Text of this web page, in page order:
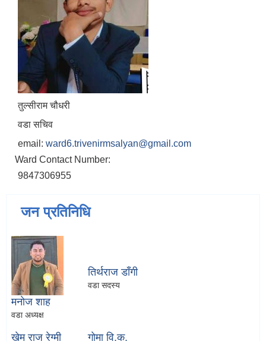
तुल्सीराम चौधरी
वडा सचिव
email: ward6.trivenirmsalyan@gmail.com
Ward Contact Number:
9847306955
जन प्रतिनिधि
मनाेज शाह
वडा अध्यक्ष
तिर्थराज डाँगी
वडा सदस्य
खेम राज रेग्मी गाेमा वि.क.